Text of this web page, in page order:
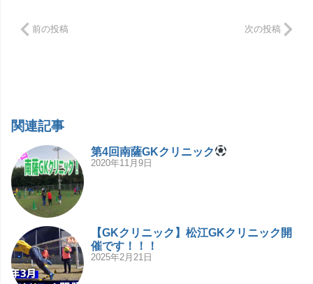
前の投稿 次の投稿
関連記事
第4回南薩GKクリニック
2020年11月9日
【GKクリニック】松江GKクリニック開
催です！！！
2025年2月21日